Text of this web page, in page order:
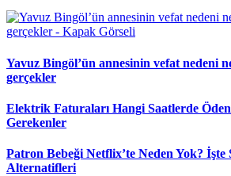
Yavuz Bingöl’ün annesinin vefat nedeni
gerçekler
Elektrik Faturaları Hangi Saatlerde
Gerekenler
Patron Bebeği Netflix’te Neden Yok? İşte
Alternatifleri